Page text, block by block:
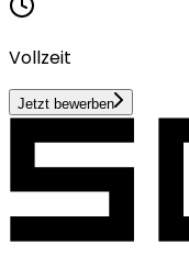
Vollzeit
Jetzt bewerben